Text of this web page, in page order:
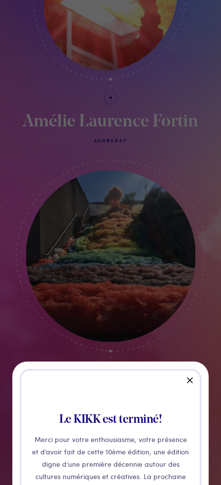
Le KIKK est terminé!
Merci pour votre enthousiasme, votre présence
et d’avoir fait de cette 10ème édition, une édition
digne d’une première décennie autour des
cultures numériques et créatives. La prochaine
close
Amélie Laurence Fortin
SUNBURST